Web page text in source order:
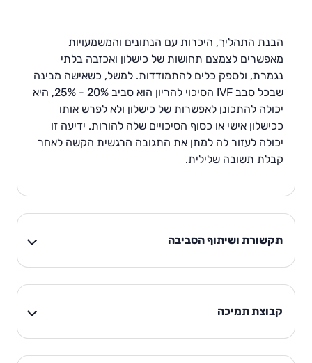
הבנת התהליך, היכרות עם הנתונים והמשמעויות
מאפשרים לצמצם תחושות של כישלון ואכזבה בלתי
נגמרת, ולספק כלים להתמודדות. למשל, כשאישה מבינה
שבכל סבב IVF הסיכוי להריון הוא סביב 20% - 25%, היא
יכולה להתכונן לאפשרות של כישלון ולא לפרש אותו
ככישלון אישי או כסוף הסיכויים שלה להורות. ידיעה זו
יכולה לעזור לה למתן את התגובה הרגשית הקשה לאחר
קבלת תשובה שלילית.
תקשורת ושיתוף הסביבה
קבוצת תמיכה